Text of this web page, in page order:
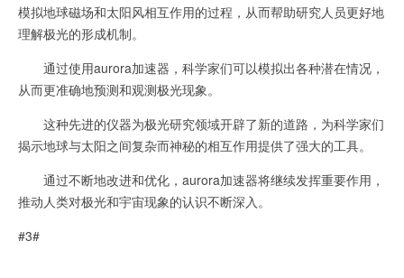
模拟地球磁场和太阳风相互作用的过程，从而帮助研究人员更好地
理解极光的形成机制。
通过使用aurora加速器，科学家们可以模拟出各种潜在情况，
从而更准确地预测和观测极光现象。
这种先进的仪器为极光研究领域开辟了新的道路，为科学家们
揭示地球与太阳之间复杂而神秘的相互作用提供了强大的工具。
通过不断地改进和优化，aurora加速器将继续发挥重要作用，
推动人类对极光和宇宙现象的认识不断深入。
#3#